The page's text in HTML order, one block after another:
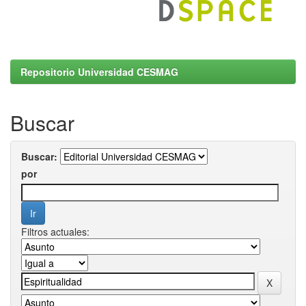
Repositorio Universidad CESMAG
Buscar
Buscar:
por
Filtros actuales: